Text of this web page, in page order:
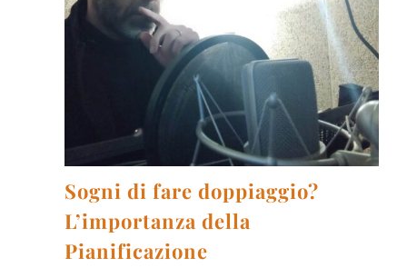
Sogni di fare doppiaggio?
L’importanza della
Pianificazione